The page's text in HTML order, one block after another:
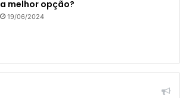
a melhor opção?
19/06/2024